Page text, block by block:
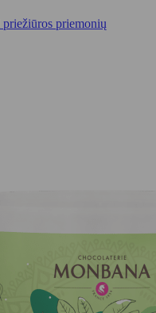
priemonių